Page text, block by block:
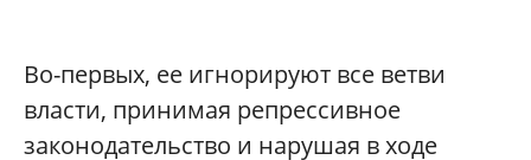
Во-первых, ее игнорируют все ветви
власти, принимая репрессивное
законодательство и нарушая в ходе